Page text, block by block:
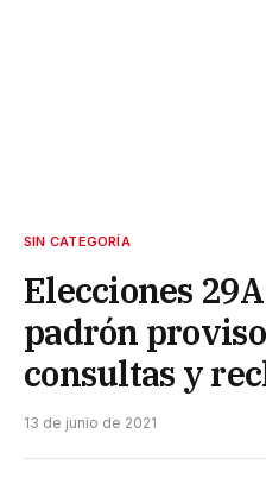
SIN CATEGORÍA
Elecciones
padrón
consultas y
13 de junio de 2021